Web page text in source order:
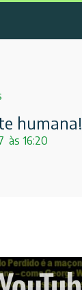
humana!
às 16:20